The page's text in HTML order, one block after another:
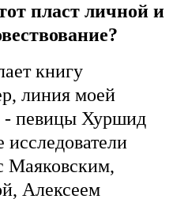
пласт личной и
книгу
линия моей
- певицы Хуршид
Маяковским,
Алексеем